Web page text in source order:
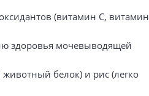
(витамин С, витамин
здоровья мочевыводящей
животный белок) и рис (легко